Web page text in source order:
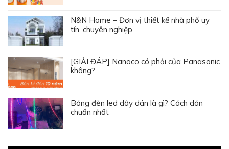
N&N Home – Đơn vị thiết kế nhà phố uy
tín, chuyên nghiệp
[GIẢI ĐÁP] Nanoco có phải của Panasonic
không?
Bóng đèn led dây dán là gì? Cách dán
chuẩn nhất